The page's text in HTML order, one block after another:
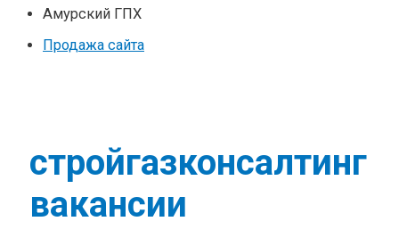
Амурский ГПХ
Продажа сайта
стройгазконсалтинг
вакансии